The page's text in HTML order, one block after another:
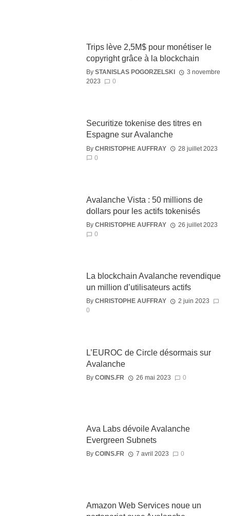
Trips lève 2,5M$ pour monétiser le
copyright grâce à la blockchain
By STANISLAS POGORZELSKI
3 novembre
2023
0
Securitize tokenise des titres en
Espagne sur Avalanche
By CHRISTOPHE AUFFRAY
28 juillet 2023
0
Avalanche Vista : 50 millions de
dollars pour les actifs tokenisés
By CHRISTOPHE AUFFRAY
26 juillet 2023
0
La blockchain Avalanche revendique
un million d’utilisateurs actifs
By CHRISTOPHE AUFFRAY
2 juin 2023
0
L’EUROC de Circle désormais sur
Avalanche
By COINS.FR 26 mai 2023 0
Ava Labs dévoile Avalanche
Evergreen Subnets
By COINS.FR 7 avril 2023 0
Amazon Web Services noue un